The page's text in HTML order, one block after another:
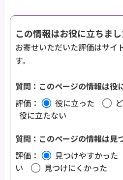
この情報はお役に立ちまし
お寄せいただいた評価はサイ
す。
質問：このページの情報は役
評価：
役に立った
役に立たない
質問：このページの情報は見
評価：
見つけやすかった
い
見つけにくかった